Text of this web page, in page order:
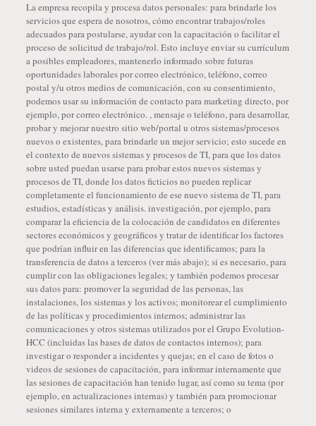
La empresa recopila y procesa datos personales: para brindarle los
servicios que espera de nosotros, cómo encontrar trabajos/roles
adecuados para postularse, ayudar con la capacitación o facilitar el
proceso de solicitud de trabajo/rol. Esto incluye enviar su currículum
a posibles empleadores, mantenerlo informado sobre futuras
oportunidades laborales por correo electrónico, teléfono, correo
postal y/u otros medios de comunicación, con su consentimiento,
podemos usar su información de contacto para marketing directo, por
ejemplo, por correo electrónico. , mensaje o teléfono, para desarrollar,
probar y mejorar nuestro sitio web/portal u otros sistemas/procesos
nuevos o existentes, para brindarle un mejor servicio; esto sucede en
el contexto de nuevos sistemas y procesos de TI, para que los datos
sobre usted puedan usarse para probar estos nuevos sistemas y
procesos de TI, donde los datos ficticios no pueden replicar
completamente el funcionamiento de ese nuevo sistema de TI, para
estudios, estadísticas y análisis. investigación, por ejemplo, para
comparar la eficiencia de la colocación de candidatos en diferentes
sectores económicos y geográficos y tratar de identificar los factores
que podrían influir en las diferencias que identificamos; para la
transferencia de datos a terceros (ver más abajo); si es necesario, para
cumplir con las obligaciones legales; y también podemos procesar
sus datos para: promover la seguridad de las personas, las
instalaciones, los sistemas y los activos; monitorear el cumplimiento
de las políticas y procedimientos internos; administrar las
comunicaciones y otros sistemas utilizados por el Grupo Evolution-
HCC (incluidas las bases de datos de contactos internos); para
investigar o responder a incidentes y quejas; en el caso de fotos o
videos de sesiones de capacitación, para informar internamente que
las sesiones de capacitación han tenido lugar, así como su tema (por
ejemplo, en actualizaciones internas) y también para promocionar
sesiones similares interna y externamente a terceros; o